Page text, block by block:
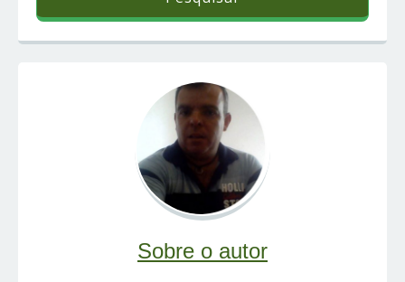
Sobre o autor